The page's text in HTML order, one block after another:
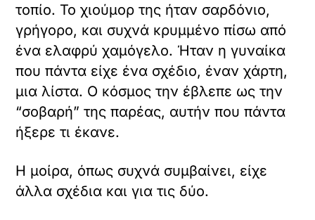
τοπίο. Το χιούμορ της ήταν σαρδόνιο,
γρήγορο, και συχνά κρυμμένο πίσω από
ένα ελαφρύ χαμόγελο. Ήταν η γυναίκα
που πάντα είχε ένα σχέδιο, έναν χάρτη,
μια λίστα. Ο κόσμος την έβλεπε ως την
“σοβαρή” της παρέας, αυτήν που πάντα
ήξερε τι έκανε.
Η μοίρα, όπως συχνά συμβαίνει, είχε
άλλα σχέδια και για τις δύο.